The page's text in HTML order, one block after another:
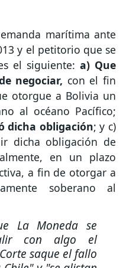
marítima ante
y el petitorio que se
el siguiente: a) Que
negociar, con el fin
otorgue a Bolivia un
al océano Pacífico;
dicha obligación; y c)
dicha obligación de
en un plazo
a fin de otorgar a
soberano al
La Moneda se
con algo el
saque el fallo